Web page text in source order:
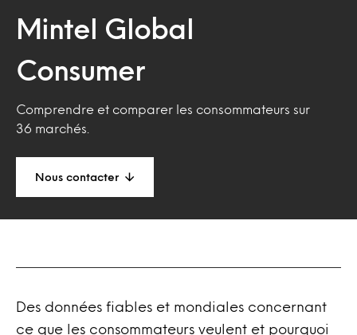
Mintel Global
Consumer
Comprendre et comparer les consommateurs sur
36 marchés.
Nous contacter
Des données fiables et mondiales concernant
ce que les consommateurs veulent et pourquoi